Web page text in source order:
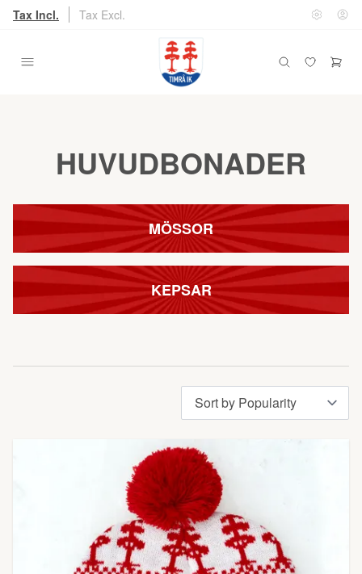
Tax Incl. Tax Excl.
HUVUDBONADER
MÖSSOR
KEPSAR